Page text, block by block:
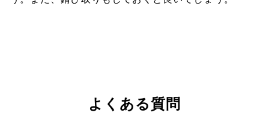
よくある質問